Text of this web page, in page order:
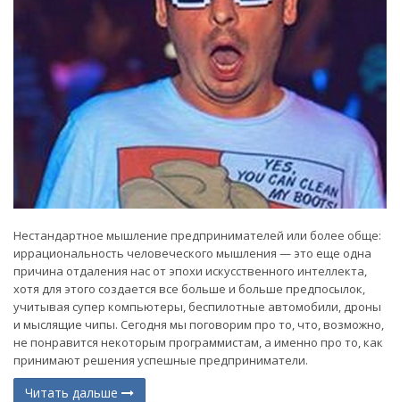
Нестандартное мышление предпринимателей или более обще:
иррациональность человеческого мышления — это еще одна
причина отдаления нас от эпохи искусственного интеллекта,
хотя для этого создается все больше и больше предпосылок,
учитывая супер компьютеры, беспилотные автомобили, дроны
и мыслящие чипы. Сегодня мы поговорим про то, что, возможно,
не понравится некоторым программистам, а именно про то, как
принимают решения успешные предприниматели.
Читать дальше